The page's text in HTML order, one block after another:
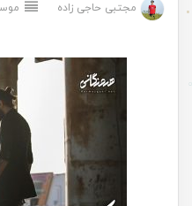
مجتبی حاجی زاده